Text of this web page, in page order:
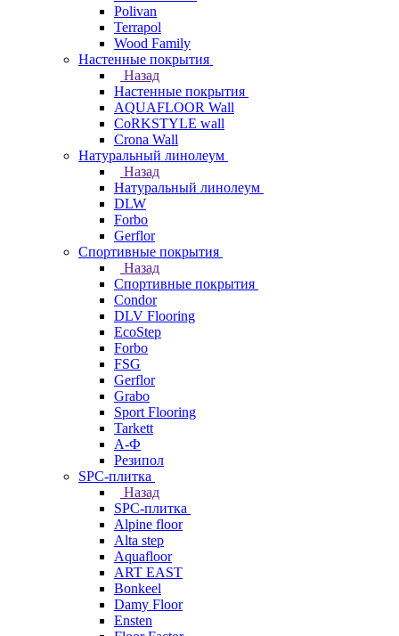
Polivan
Terrapol
Wood Family
Настенные покрытия
Назад
Настенные покрытия
AQUAFLOOR Wall
CoRKSTYLE wall
Crona Wall
Натуральный линолеум
Назад
Натуральный линолеум
DLW
Forbo
Gerflor
Спортивные покрытия
Назад
Спортивные покрытия
Condor
DLV Flooring
EcoStep
Forbo
FSG
Gerflor
Grabo
Sport Flooring
Tarkett
А-Ф
Резипол
SPC-плитка
Назад
SPC-плитка
Alpine floor
Alta step
Aquafloor
ART EAST
Bonkeel
Damy Floor
Ensten